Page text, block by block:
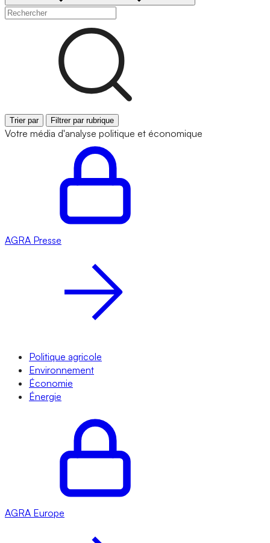
Trier par Filtrer par rubrique
Votre média d'analyse politique et économique
AGRA Presse
Politique agricole
Environnement
Économie
Énergie
AGRA Europe